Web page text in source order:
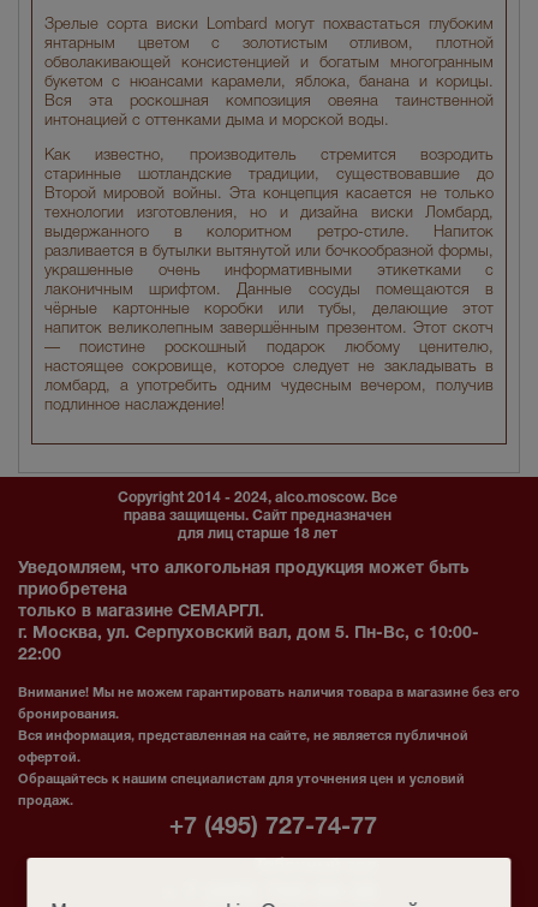
Зрелые сорта виски Lombard могут похвастаться глубоким
янтарным цветом с золотистым отливом, плотной
обволакивающей консистенцией и богатым многогранным
букетом с нюансами карамели, яблока, банана и корицы.
Вся эта роскошная композиция овеяна таинственной
интонацией с оттенками дыма и морской воды.
Как известно, производитель стремится возродить
старинные шотландские традиции, существовавшие до
Второй мировой войны. Эта концепция касается не только
технологии изготовления, но и дизайна виски Ломбард,
выдержанного в колоритном ретро-стиле. Напиток
разливается в бутылки вытянутой или бочкообразной формы,
украшенные очень информативными этикетками с
лаконичным шрифтом. Данные сосуды помещаются в
чёрные картонные коробки или тубы, делающие этот
напиток великолепным завершённым презентом. Этот скотч
— поистине роскошный подарок любому ценителю,
настоящее сокровище, которое следует не закладывать в
ломбард, а употребить одним чудесным вечером, получив
подлинное наслаждение!
Copyright 2014 - 2024, alco.moscow. Все
права защищены. Сайт предназначен
для лиц старше 18 лет
Уведомляем, что алкогольная продукция может быть
приобретена
только в магазине СЕМАРГЛ.
г. Москва, ул. Серпуховский вал, дом 5. Пн-Вс, с 10:00-
22:00
Внимание! Мы не можем гарантировать наличия товара в магазине без его
бронирования.
Вся информация, представленная на сайте, не является публичной
офертой.
Обращайтесь к нашим специалистам для уточнения цен и условий
продаж.
+7 (495) 727-74-77